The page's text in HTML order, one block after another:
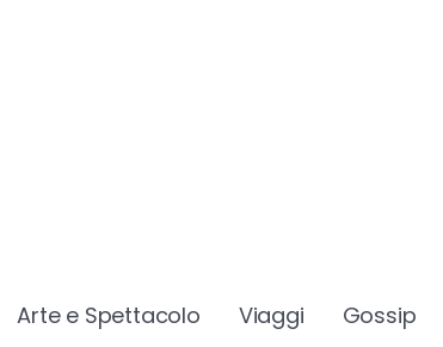
Arte e Spettacolo Viaggi Gossip